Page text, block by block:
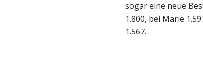
sogar eine neue
1.800, bei Marie
1.567.